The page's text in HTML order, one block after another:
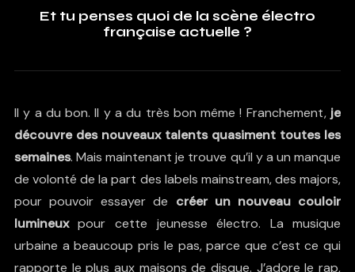
Et tu penses quoi de la scène électro
française actuelle ?
Il y a du bon. Il y a du très bon même ! Franchement, je
découvre des nouveaux talents quasiment toutes les
semaines. Mais maintenant je trouve qu’il y a un manque
de volonté de la part des labels mainstream, des majors,
pour pouvoir essayer de créer un nouveau couloir
lumineuxpour cette jeunesse électro. La musique
urbaine a beaucoup pris le pas, parce que c’est ce qui
rapporte le plus aux maisons de disque. J’adore le rap,